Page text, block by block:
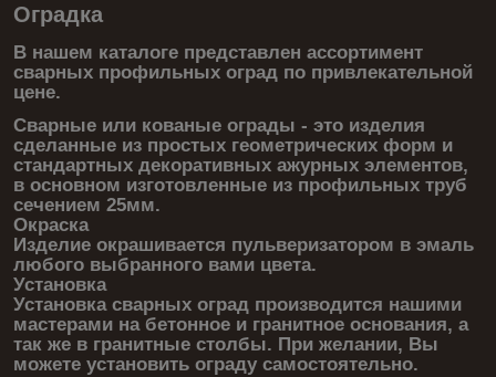
Оградка
В нашем каталоге представлен ассортимент
сварных профильных оград по привлекательной
цене.
Сварные или кованые ограды - это изделия
сделанные из простых геометрических форм и
стандартных декоративных ажурных элементов,
в основном изготовленные из профильных труб
сечением 25мм.
Окраска
Изделие окрашивается пульверизатором в эмаль
любого выбранного вами цвета.
Установка
Установка сварных оград производится нашими
мастерами на бетонное и гранитное основания, а
так же в гранитные столбы. При желании, Вы
можете установить ограду самостоятельно.